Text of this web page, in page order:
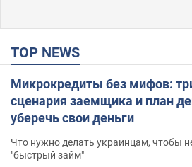
TOP NEWS
Микрокредиты без мифов:
сценария заемщика и план
уберечь свои деньги
Что нужно делать украинцам, чтобы
"быстрый займ"